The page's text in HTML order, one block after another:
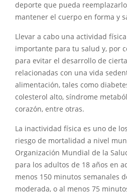
deporte que pueda reemplazarlo
mantener el cuerpo en forma y
Llevar a cabo una actividad
importante para tu salud y, por
para evitar el desarrollo de
relacionadas con una vida
alimentación, tales como
colesterol alto, síndrome
corazón, entre otras.
La inactividad física es uno de
riesgo de mortalidad a nivel
Organización Mundial de la
para los adultos de 18 años en
menos 150 minutos semanales
moderada, o al menos 75